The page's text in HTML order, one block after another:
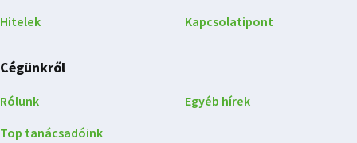
Hitelek
Kapcsolatipont
Cégünkről
Rólunk
Top tanácsadóink
Egyéb hírek